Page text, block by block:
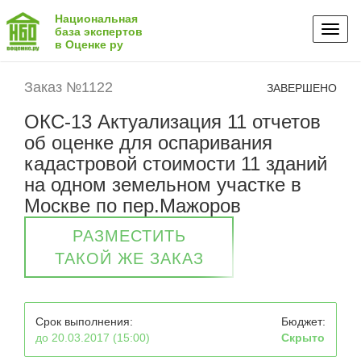
Национальная
база экспертов
в Оценке ру
Заказ №1122 ЗАВЕРШЕНО
ОКС-13 Актуализация 11 отчетов
об оценке для оспаривания
кадастровой стоимости 11 зданий
на одном земельном участке в
Москве по пер.Мажоров
РАЗМЕСТИТЬ
ТАКОЙ ЖЕ ЗАКАЗ
Срок выполнения:
до 20.03.2017 (15:00)
Бюджет:
Скрыто